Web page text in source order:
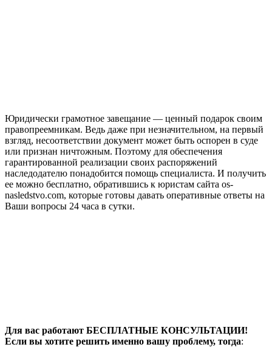
Юридически грамотное завещание — ценный подарок своим
правопреемникам. Ведь даже при незначительном, на первый
взгляд, несоответствии документ может быть оспорен в суде
или признан ничтожным. Поэтому для обеспечения
гарантированной реализации своих распоряжений
наследодателю понадобится помощь специалиста. И получить
ее можно бесплатно, обратившись к юристам сайта os-
nasledstvo.com, которые готовы давать оперативные ответы на
Ваши вопросы 24 часа в сутки.
Для вас работают БЕСПЛАТНЫЕ КОНСУЛЬТАЦИИ!
Если вы хотите решить именно вашу проблему, тогда: